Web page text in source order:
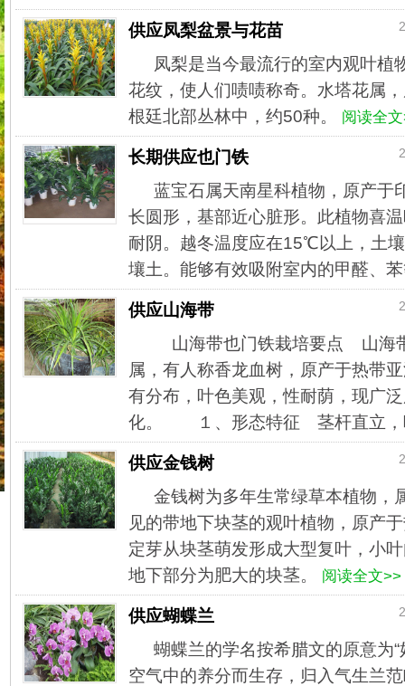
供应凤梨盆景与花苗
凤梨是当今最流行的室内观叶植
花纹，使人们啧啧称奇。水塔花属
根廷北部丛林中，约50种。
阅读全
长期供应也门铁
蓝宝石属天南星科植物，原产于
长圆形，基部近心脏形。此植物喜
耐阴。越冬温度应在15℃以上，土
壤土。能够有效吸附室内的甲醛、
供应山海带
山海带也门铁栽培要点 山海
属，有人称香龙血树，原产于热带
有分布，叶色美观，性耐荫，现广
化。 １、形态特征 茎杆直立，
供应金钱树
金钱树为多年生常绿草本植物，
见的带地下块茎的观叶植物，原产
定芽从块茎萌发形成大型复叶，小
地下部分为肥大的块茎。
阅读全文>>
供应蝴蝶兰
蝴蝶兰的学名按希腊文的原意为
空气中的养分而生存，归入气生兰